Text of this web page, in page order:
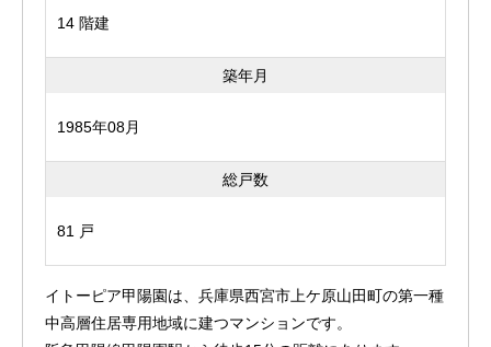
14 階建
築年月
1985年08月
総戸数
81 戸
イトーピア甲陽園は、兵庫県西宮市上ケ原山田町の第一種
中高層住居専用地域に建つマンションです。